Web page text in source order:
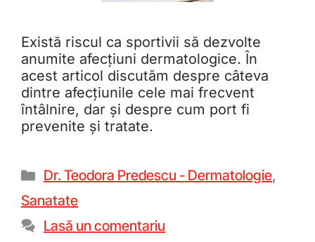
Există riscul ca sportivii să dezvolte
anumite afecțiuni dermatologice. În
acest articol discutăm despre câteva
dintre afecțiunile cele mai frecvent
întâlnire, dar și despre cum port fi
prevenite și tratate.
Dr. Teodora Predescu - Dermatologie,
Sanatate
Lasă un comentariu